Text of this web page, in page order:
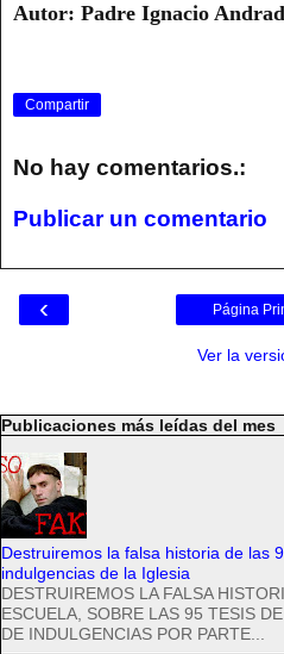
Autor: Padre Ignacio
Compartir
No hay comentarios.:
Publicar un comentario
‹ Página
Ver la
Publicaciones más leídas del mes
Destruiremos la falsa historia de las
indulgencias de la Iglesia
DESTRUIREMOS LA FALSA
ESCUELA, SOBRE LAS 95 TESIS
DE INDULGENCIAS POR PARTE...